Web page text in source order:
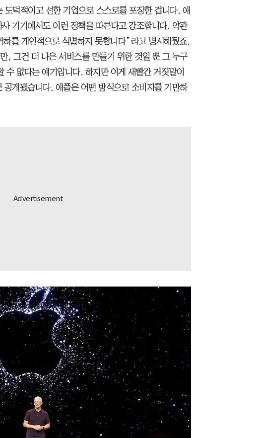
덕적이고 선한 기업으로 스스로를 포장한 겁니다. 애
기기에서도 이런 정책을 따른다고 강조합니다. 약관
를 개인적으로 식별하지 못합니다”라고 명시해뒀죠.
, 그건 더 나은 서비스를 만들기 위한 것일 뿐 그 누구
수 없다는 얘기입니다. 하지만 이게 새빨간 거짓말이
공개됐습니다. 애플은 어떤 방식으로 소비자를 기만하